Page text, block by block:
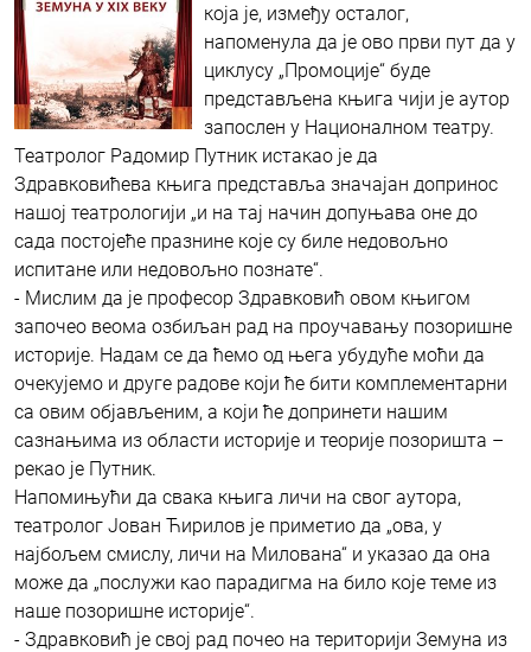
која је, између осталог,
напоменула да је ово први пут да у
циклусу „Промоције“ буде
представљена књига чији је аутор
запослен у Националном театру.
Театролог Радомир Путник истакао је да
Здравковићева књига представља значајан допринос
нашој театрологији „и на тај начин допуњава оне до
сада постојеће празнине које су биле недовољно
испитане или недовољно познате“.
- Мислим да је професор Здравковић овом књигом
започео веома озбиљан рад на проучавању позоришне
историје. Надам се да ћемо од њега убудуће моћи да
очекујемо и друге радове који ће бити комплементарни
са овим објављеним, а који ће допринети нашим
сазнањима из области историје и теорије позоришта –
рекао је Путник.
Напомињући да свака књига личи на свог аутора,
театролог Јован Ћирилов је приметио да „ова, у
најбољем смислу, личи на Милована“ и указао да она
може да „послужи као парадигма на било које теме из
наше позоришне историје“.
- Здравковић је свој рад почео на територији Земуна из